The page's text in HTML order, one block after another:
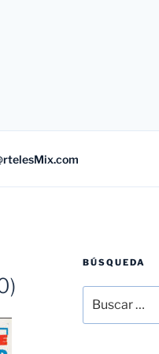
BÚSQUEDA
por: